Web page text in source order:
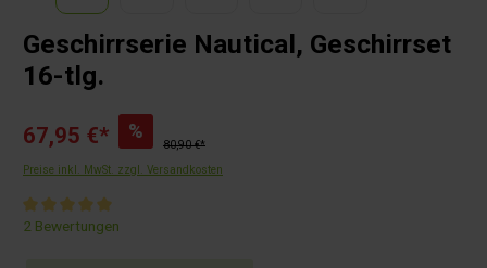
Geschirrserie Nautical, Geschirrset
16-tlg.
67,95 €* %
80,90 €*
Preise inkl. MwSt. zzgl. Versandkosten
Durchschnittliche Bewertung von 5 von 5 Sternen
2 Bewertungen